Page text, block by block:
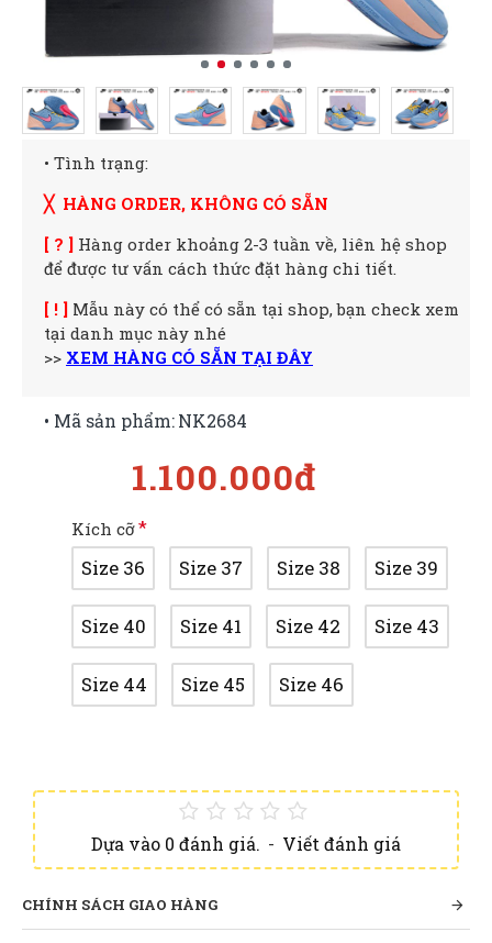
• Tình trạng:
╳ HÀNG ORDER, KHÔNG CÓ SẴN
[ ? ] Hàng order khoảng 2-3 tuần về, liên hệ shop
để được tư vấn cách thức đặt hàng chi tiết.
[ ! ] Mẫu này có thể có sẵn tại shop, bạn check xem
tại danh mục này nhé
>> XEM HÀNG CÓ SẴN TẠI ĐÂY
Dựa vào 0 đánh giá. - Viết đánh giá
1.100.000đ
• Mã sản phẩm:NK2684
Kích cỡ
Size 36 Size 37 Size 38 Size 39
Size 40 Size 41 Size 42 Size 43
Size 44 Size 45 Size 46
CHÍNH SÁCH GIAO HÀNG